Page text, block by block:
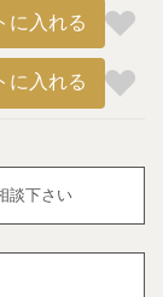
に入れる
に入れる
談下さい